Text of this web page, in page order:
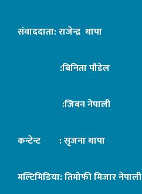
संवाददाता: राजेन्द्र थापा
:बिनिता पौडेल
:जिबन नेपाली
कन्टेन्ट : सृजना थापा
मल्टिमिडिया: तिमोफी मिजार नेपाली